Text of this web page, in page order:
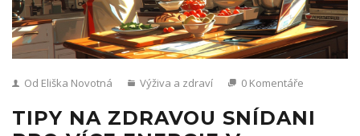
Od Eliška Novotná Výživa a zdraví 0 Komentáře
TIPY NA ZDRAVOU SNÍDANI